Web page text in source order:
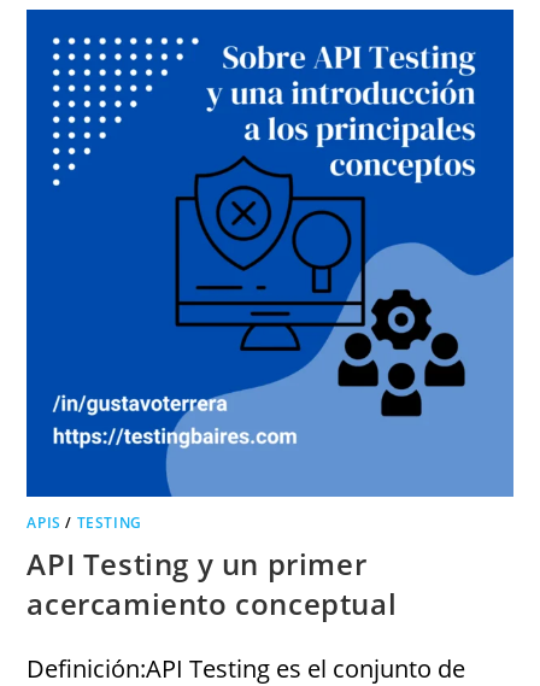
APIS / TESTING
API Testing y un primer
acercamiento conceptual
Definición:API Testing es el conjunto de